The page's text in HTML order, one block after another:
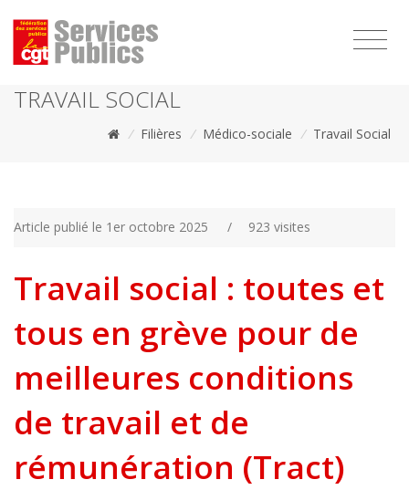
TRAVAIL SOCIAL
/ Filières / Médico-sociale / Travail Social
Article publié le 1er octobre 2025 / 923 visites
Travail social : toutes et
tous en grève pour de
meilleures conditions
de travail et de
rémunération (Tract)